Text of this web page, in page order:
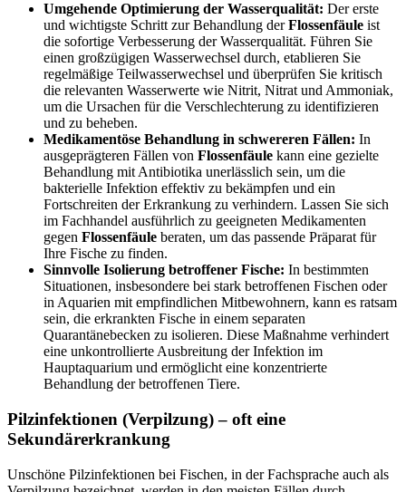
Umgehende Optimierung der Wasserqualität: Der erste
und wichtigste Schritt zur Behandlung derFlossenfäule ist
die sofortige Verbesserung der Wasserqualität. Führen Sie
einen großzügigen Wasserwechsel durch, etablieren Sie
regelmäßige Teilwasserwechsel und überprüfen Sie kritisch
die relevanten Wasserwerte wie Nitrit, Nitrat und Ammoniak,
um die Ursachen für die Verschlechterung zu identifizieren
und zu beheben.
Medikamentöse Behandlung in schwereren Fällen: In
ausgeprägteren Fällen von Flossenfäule kann eine gezielte
Behandlung mit Antibiotika unerlässlich sein, um die
bakterielle Infektion effektiv zu bekämpfen und ein
Fortschreiten der Erkrankung zu verhindern. Lassen Sie sich
im Fachhandel ausführlich zu geeigneten Medikamenten
gegen Flossenfäule beraten, um das passende Präparat für
Ihre Fische zu finden.
Sinnvolle Isolierung betroffener Fische: In bestimmten
Situationen, insbesondere bei stark betroffenen Fischen oder
in Aquarien mit empfindlichen Mitbewohnern, kann es ratsam
sein, die erkrankten Fische in einem separaten
Quarantänebecken zu isolieren. Diese Maßnahme verhindert
eine unkontrollierte Ausbreitung der Infektion im
Hauptaquarium und ermöglicht eine konzentrierte
Behandlung der betroffenen Tiere.
Pilzinfektionen (Verpilzung) – oft eine
Sekundärerkrankung
Unschöne Pilzinfektionen bei Fischen, in der Fachsprache auch als